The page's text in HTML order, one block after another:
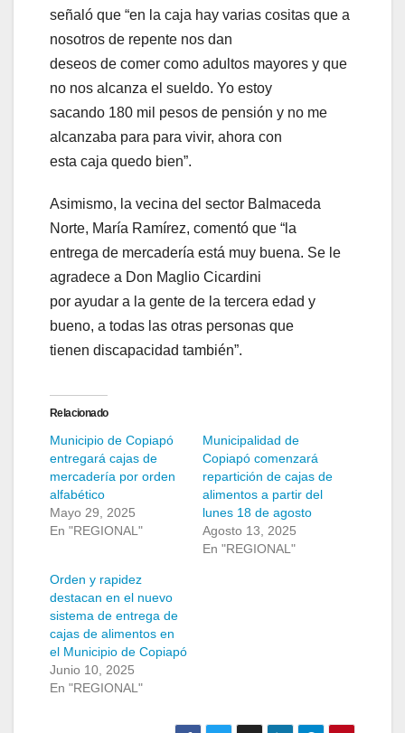
señaló que “en la caja hay varias cositas que a
nosotros de repente nos dan
deseos de comer como adultos mayores y que
no nos alcanza el sueldo. Yo estoy
sacando 180 mil pesos de pensión y no me
alcanzaba para para vivir, ahora con
esta caja quedo bien”.
Asimismo, la vecina del sector Balmaceda
Norte, María Ramírez, comentó que “la
entrega de mercadería está muy buena. Se le
agradece a Don Maglio Cicardini
por ayudar a la gente de la tercera edad y
bueno, a todas las otras personas que
tienen discapacidad también”.
Relacionado
Municipio de Copiapó
entregará cajas de
mercadería por orden
alfabético
Mayo 29, 2025
En "REGIONAL"
Municipalidad de
Copiapó comenzará
repartición de cajas de
alimentos a partir del
lunes 18 de agosto
Agosto 13, 2025
En "REGIONAL"
Orden y rapidez
destacan en el nuevo
sistema de entrega de
cajas de alimentos en
el Municipio de Copiapó
Junio 10, 2025
En "REGIONAL"